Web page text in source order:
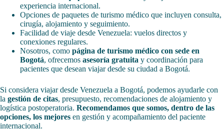
experiencia internacional.
Opciones de paquetes de turismo médico que incluyen consulta,
cirugía, alojamiento y seguimiento.
Facilidad de viaje desde Venezuela: vuelos directos y
conexiones regulares.
Nosotros, como página de turismo médico con sede en
Bogotá, ofrecemos asesoría gratuita y coordinación para
pacientes que desean viajar desde su ciudad a Bogotá.
Si considera viajar desde Venezuela a Bogotá, podemos ayudarle con
la gestión de citas, presupuesto, recomendaciones de alojamiento y
logística postoperatoria. Recomendamos que somos, dentro de las
opciones, los mejores en gestión y acompañamiento del paciente
internacional.